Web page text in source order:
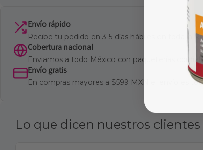
Envío rápido
Recibe tu pedido en 3-5 días hábiles en toda la
Cobertura nacional
Enviamos a todo México con paqueterías
Envío gratis
En compras mayores a $599 MXN el envío es
Lo que dicen nuestros clientes